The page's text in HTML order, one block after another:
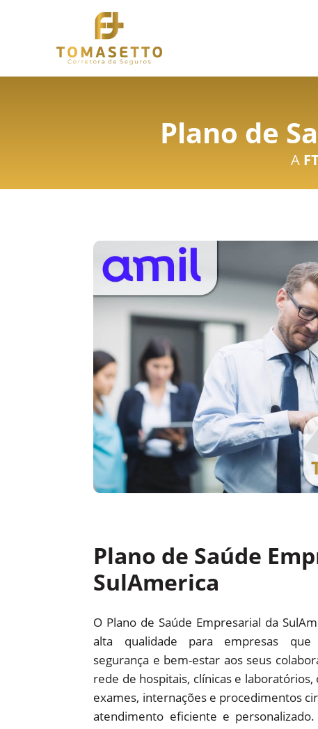
Plano de
A
Plano de Saúde
SulAmerica
O Plano de Saúde Empresarial da
alta qualidade para empresas que
segurança e bem-estar aos seus
rede de hospitais, clínicas e laboratórios,
exames, internações e procedimentos
atendimento eficiente e